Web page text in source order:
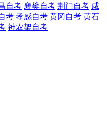
自考 襄樊自考 荆门自考 咸
考 孝感自考 黄冈自考 黄石
神农架自考